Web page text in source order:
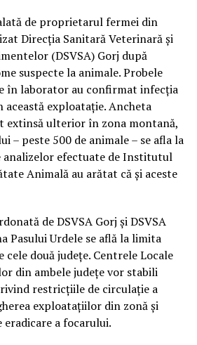
de proprietarul fermei din
Direcția Sanitară Veterinară și
(DSVSA) Gorj după
suspecte la animale. Probele
în laborator au confirmat infecția
această exploatație. Ancheta
extinsă ulterior în zona montană,
– peste 500 de animale – se afla la
analizelor efectuate de Institutul
Animală au arătat că și aceste
de DSVSA Gorj și DSVSA
Pasului Urdele se află la limita
două județe. Centrele Locale
din ambele județe vor stabili
restricțiile de circulație a
exploatațiilor din zonă și
a focarului.